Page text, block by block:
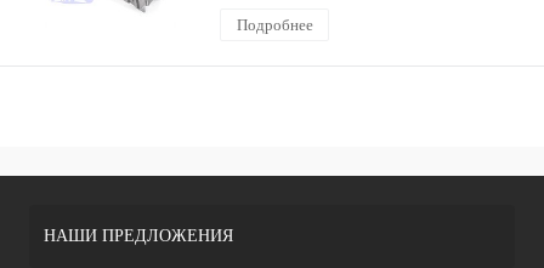
Подробнее
НАШИ ПРЕДЛОЖЕНИЯ